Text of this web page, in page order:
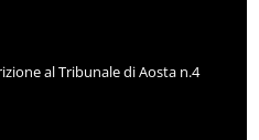
al Tribunale di Aosta n.4